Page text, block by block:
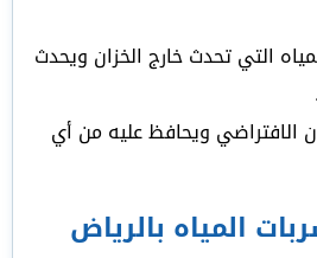
التي تحدث خارج الخزان ويحدث
الافتراضي ويحافظ عليه من أي
المياه بالرياض